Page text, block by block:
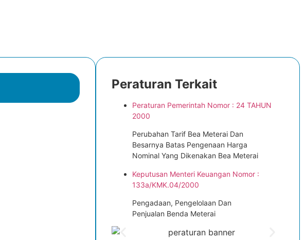
Peraturan Terkait
Peraturan Pemerintah Nomor : 24 TAHUN
2000
Perubahan Tarif Bea Meterai Dan
Besarnya Batas Pengenaan Harga
Nominal Yang Dikenakan Bea Meterai
Keputusan Menteri Keuangan Nomor :
133a/KMK.04/2000
Pengadaan, Pengelolaan Dan
Penjualan Benda Meterai